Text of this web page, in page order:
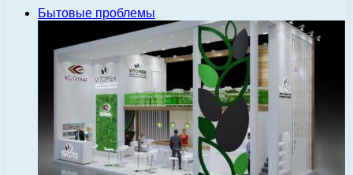
Бытовые проблемы